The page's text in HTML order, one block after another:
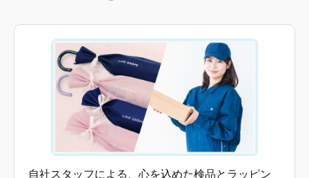
自社スタッフによる、心を込めた検品とラッピン